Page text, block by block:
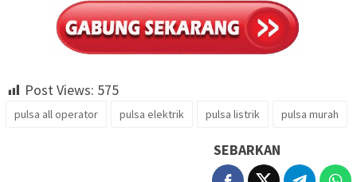
Post Views: 575
pulsa all operator pulsa elektrik pulsa listrik pulsa murah
SEBARKAN